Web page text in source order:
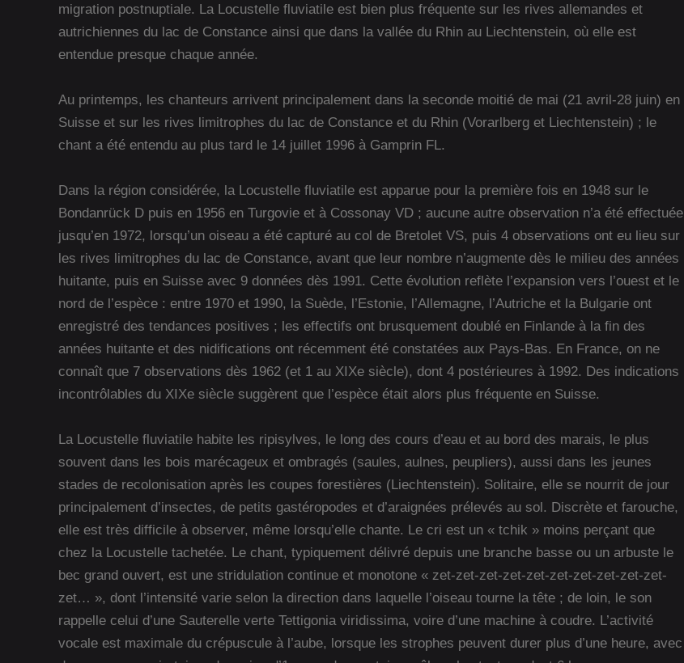
migration postnuptiale. La Locustelle fluviatile est bien plus fréquente sur les rives allemandes et
autrichiennes du lac de Constance ainsi que dans la vallée du Rhin au Liechtenstein, où elle est
entendue presque chaque année.
Au printemps, les chanteurs arrivent principalement dans la seconde moitié de mai (21 avril-28 juin) en
Suisse et sur les rives limitrophes du lac de Constance et du Rhin (Vorarlberg et Liechtenstein) ; le
chant a été entendu au plus tard le 14 juillet 1996 à Gamprin FL.
Dans la région considérée, la Locustelle fluviatile est apparue pour la première fois en 1948 sur le
Bondanrück D puis en 1956 en Turgovie et à Cossonay VD ; aucune autre observation n’a été effectuée
jusqu’en 1972, lorsqu’un oiseau a été capturé au col de Bretolet VS, puis 4 observations ont eu lieu sur
les rives limitrophes du lac de Constance, avant que leur nombre n’augmente dès le milieu des années
huitante, puis en Suisse avec 9 données dès 1991. Cette évolution reflète l’expansion vers l’ouest et le
nord de l’espèce : entre 1970 et 1990, la Suède, l’Estonie, l’Allemagne, l’Autriche et la Bulgarie ont
enregistré des tendances positives ; les effectifs ont brusquement doublé en Finlande à la fin des
années huitante et des nidifications ont récemment été constatées aux Pays-Bas. En France, on ne
connaît que 7 observations dès 1962 (et 1 au XIXe siècle), dont 4 postérieures à 1992. Des indications
incontrôlables du XIXe siècle suggèrent que l’espèce était alors plus fréquente en Suisse.
La Locustelle fluviatile habite les ripisylves, le long des cours d’eau et au bord des marais, le plus
souvent dans les bois marécageux et ombragés (saules, aulnes, peupliers), aussi dans les jeunes
stades de recolonisation après les coupes forestières (Liechtenstein). Solitaire, elle se nourrit de jour
principalement d’insectes, de petits gastéropodes et d’araignées prélevés au sol. Discrète et farouche,
elle est très difficile à observer, même lorsqu’elle chante. Le cri est un « tchik » moins perçant que
chez la Locustelle tachetée. Le chant, typiquement délivré depuis une branche basse ou un arbuste le
bec grand ouvert, est une stridulation continue et monotone « zet-zet-zet-zet-zet-zet-zet-zet-zet-zet-
zet… », dont l’intensité varie selon la direction dans laquelle l’oiseau tourne la tête ; de loin, le son
rappelle celui d’une Sauterelle verte Tettigonia viridissima, voire d’une machine à coudre. L’activité
vocale est maximale du crépuscule à l’aube, lorsque les strophes peuvent durer plus d’une heure, avec